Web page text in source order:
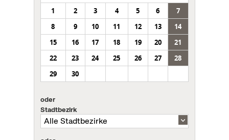
1
2 3 4 5 6
7
8
9 10 11 12 13
14
15
16 17 18 19 20
21
22
23 24 25 26 27
28
29
30
oder
Stadtbezirk